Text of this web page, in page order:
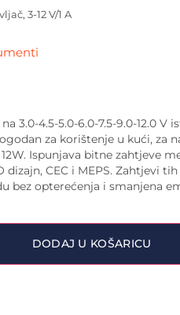
3-12 V/1 A
3.0-4.5-5.0-6.0-7.5-9.0-12.0 V
za korištenje u kući, za
Ispunjava bitne zahtjeve
dizajn, CEC i MEPS. Zahtjevi
bez opterećenja i smanjena
DODAJ U KOŠARICU